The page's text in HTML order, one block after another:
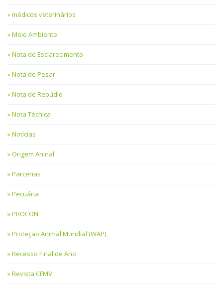
médicos veterinários
Meio Ambiente
Nota de Esclarecimento
Nota de Pesar
Nota de Repúdio
Nota Técnica
Notícias
Origem Aninal
Parcerias
Pecuária
PROCON
Proteção Animal Mundial (WAP)
Recesso Final de Ano
Revista CFMV